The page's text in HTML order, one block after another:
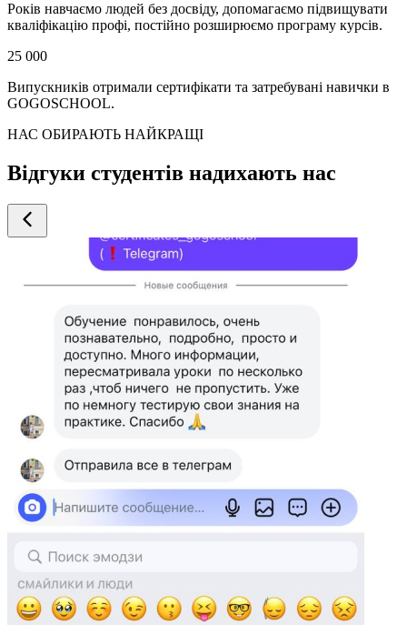
Років навчаємо людей без досвіду, допомагаємо підвищувати
кваліфікацію профі, постійно розширюємо програму курсів.
25 000
Випускників отримали сертифікати та затребувані навички в
GOGOSCHOOL.
НАС ОБИРАЮТЬ НАЙКРАЩІ
Відгуки студентів надихають нас